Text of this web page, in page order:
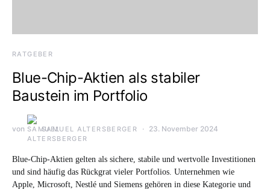
RATGEBER
Blue-Chip-Aktien als stabiler
Baustein im Portfolio
von SAMUEL ALTERSBERGER 23. November 2024
Blue-Chip-Aktien gelten als sichere, stabile und wertvolle Investitionen
und sind häufig das Rückgrat vieler Portfolios. Unternehmen wie
Apple, Microsoft, Nestlé und Siemens gehören in diese Kategorie und